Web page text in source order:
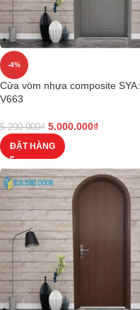
-4%
Cửa vòm nhựa composite SYA:
V663
5.200.000₫ 5.000.000₫
ĐẶT HÀNG